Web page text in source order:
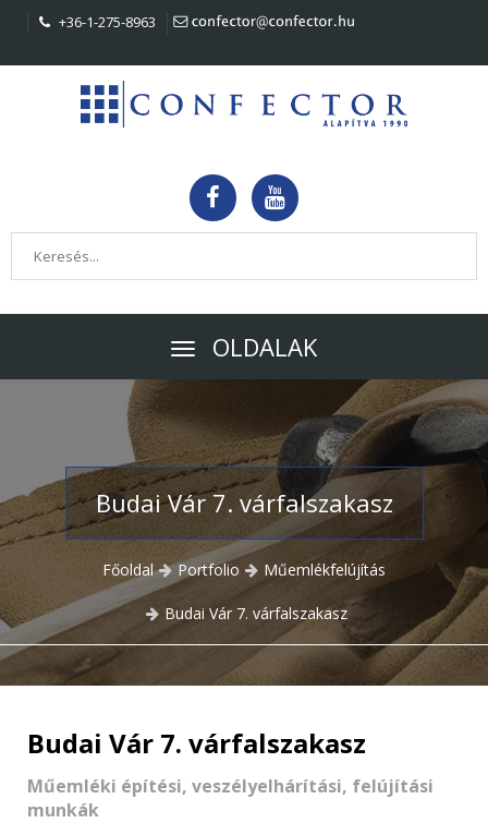
+36-1-275-8963
OLDALAK
Budai Vár 7. várfalszakasz
Főoldal Portfolio Műemlékfelújítás
Budai Vár 7. várfalszakasz
Budai Vár 7. várfalszakasz
Műemléki építési, veszélyelhárítási, felújítási
munkák